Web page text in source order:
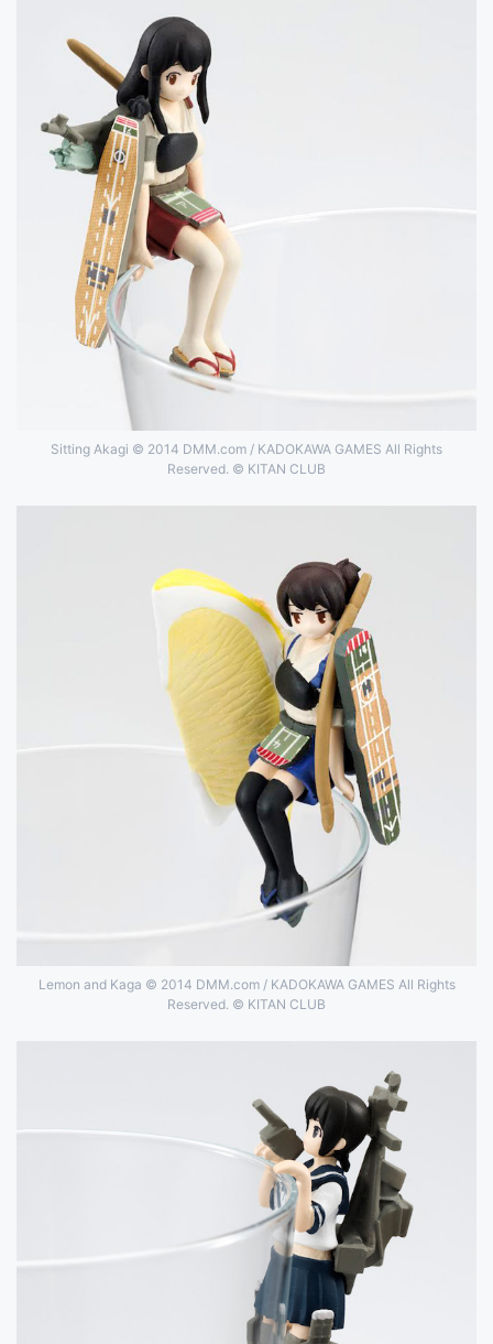
Sitting Akagi © 2014 DMM.com / KADOKAWA GAMES All Rights
Reserved. © KITAN CLUB
Lemon and Kaga © 2014 DMM.com / KADOKAWA GAMES All Rights
Reserved. © KITAN CLUB